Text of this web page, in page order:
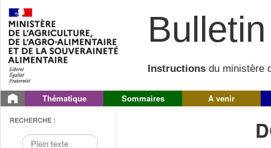
Instructions du ministère
Thématique Sommaires A venir
RECHERCHE :